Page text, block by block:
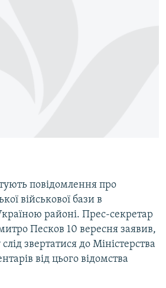
повідомлення про
військової бази в
районі. Прес-секретар
Песков 10 вересня заявив,
звертатися до Міністерства
від цього відомства